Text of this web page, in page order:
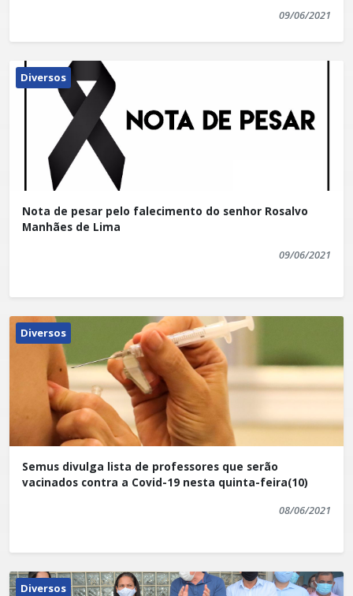
09/06/2021
Diversos
Nota de pesar pelo falecimento do senhor Rosalvo
Manhães de Lima
09/06/2021
Diversos
Semus divulga lista de professores que serão
vacinados contra a Covid-19 nesta quinta-feira(10)
08/06/2021
Diversos